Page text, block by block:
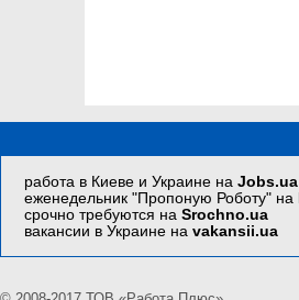
работа в Киеве и Украине наJobs.ua
еженедельник "Пропоную Роботу" на
срочно требуются наSrochno.ua
вакансии в Украине наvakansii.ua